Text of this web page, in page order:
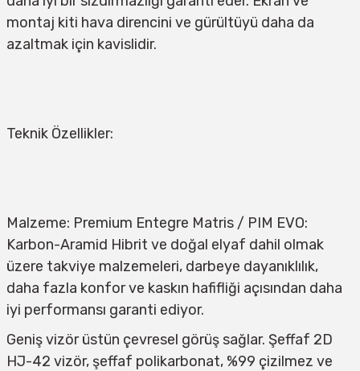
montaj kiti hava direncini ve gürültüyü daha da
azaltmak için kavislidir.
Teknik Özellikler:
Malzeme: Premium Entegre Matris / PIM EVO:
Karbon-Aramid Hibrit ve doğal elyaf dahil olmak
üzere takviye malzemeleri, darbeye dayanıklılık,
daha fazla konfor ve kaskın hafifliği açısından daha
iyi performansı garanti ediyor.
Geniş vizör üstün çevresel görüş sağlar. Şeffaf 2D
HJ-42 vizör, şeffaf polikarbonat, %99 çizilmez ve